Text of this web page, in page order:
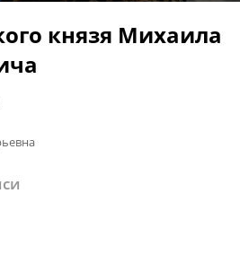
князя Михаила